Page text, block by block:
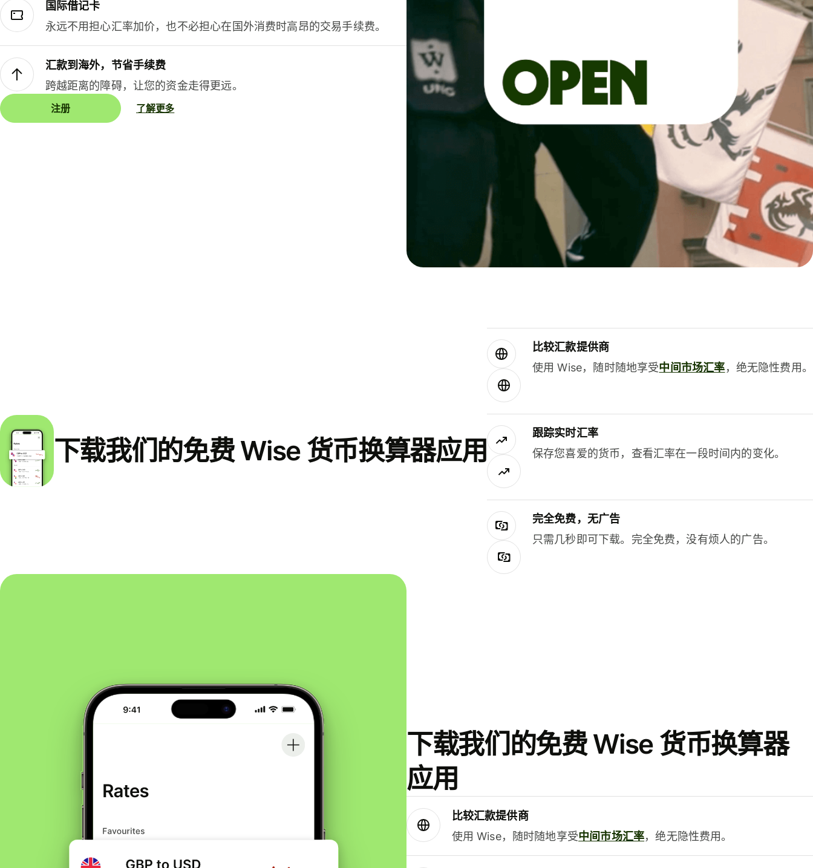
国际借记卡
永远不用担心汇率加价，也不必担心在国外消费时高昂的交易手续费。
汇款到海外，节省手续费
跨越距离的障碍，让您的资金走得更远。
注册 了解更多
下载我们的免费 Wise 货币换算器应用
比较汇款提供商
使用 Wise，随时随地享受中间市场汇率，绝无隐性费用。
跟踪实时汇率
保存您喜爱的货币，查看汇率在一段时间内的变化。
完全免费，无广告
只需几秒即可下载。完全免费，没有烦人的广告。
下载我们的免费 Wise 货币换算器
应用
比较汇款提供商
使用 Wise，随时随地享受中间市场汇率，绝无隐性费用。